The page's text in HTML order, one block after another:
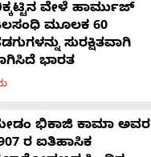
ವೇಳೆ ಹಾರ್ಮುಜ್
ಮೂಲಕ 60
ಸುರಕ್ಷಿತವಾಗಿ
ಭಾರತ
ಭಿಕಾಜಿ ಕಾಮಾ ಅವರ
ರ ಐತಿಹಾಸಿಕ